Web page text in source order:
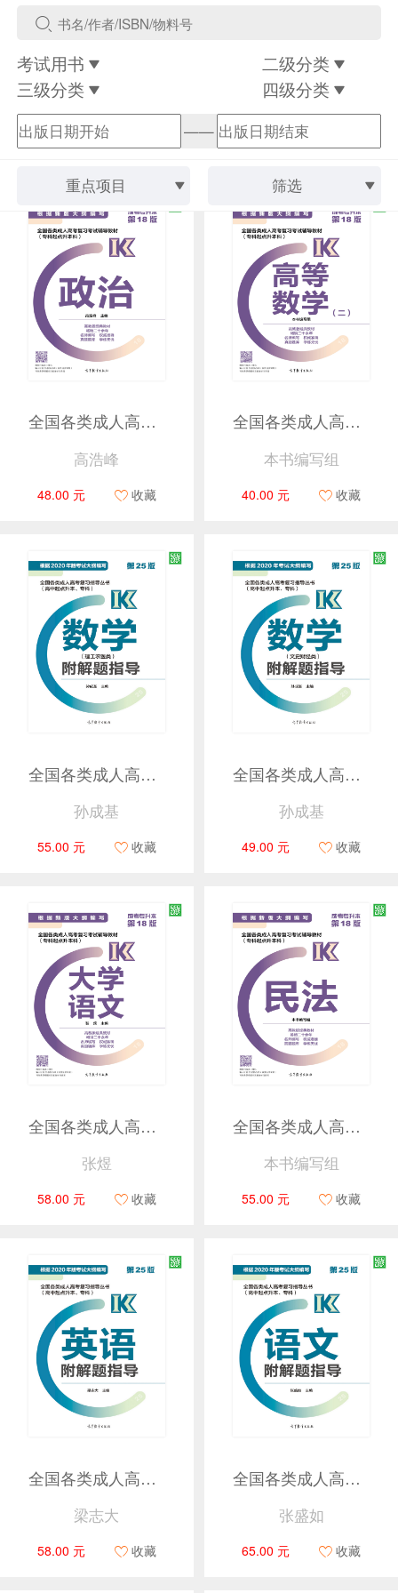
考试用书
二级分类
三级分类
四级分类
——
重点项目 筛选
全国各类成人高考复习考试辅导教材(专科起点升本科) 政治(第18版)
高浩峰
48.00 元 收藏
全国各类成人高考复习考试辅导教材(专科起点升本科) 高等数学(二) （第18版）
本书编写组
40.00 元 收藏
全国各类成人高考复习指导丛书(高中起点升本、专科) 数学(理工农医类)附解题指导 (第25版)
孙成基
55.00 元 收藏
全国各类成人高考复习指导丛书(高中起点升本、专科) 数学(文史财经类)附解题指导 (第25版)
孙成基
49.00 元 收藏
全国各类成人高考复习考试辅导教材(专科起点升本科) 大学语文 (第18版)
张煜
58.00 元 收藏
全国各类成人高考复习考试辅导教材(专科起点升本科) 民法 (第18版)
本书编写组
55.00 元 收藏
全国各类成人高考复习指导丛书(高中起点升本、专科) 英语附解题指导 (第25版)
梁志大
58.00 元 收藏
全国各类成人高考复习指导丛书(高中起点升本、专科) 语文附解题指导 (第25版)
张盛如
65.00 元 收藏